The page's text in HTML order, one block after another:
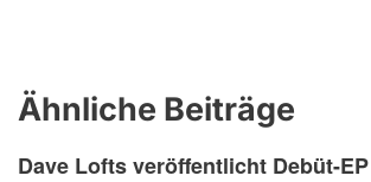
Ähnliche Beiträge
Dave Lofts veröffentlicht Debüt-